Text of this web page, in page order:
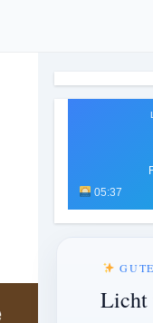
05:37
Licht